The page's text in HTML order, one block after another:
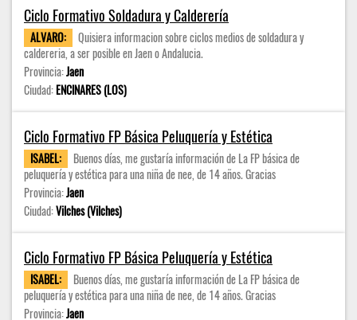
Ciclo Formativo Soldadura y Calderería
ALVARO:
Quisiera informacion sobre ciclos medios de soldadura y
caldereria, a ser posible en Jaen o Andalucia.
Provincia:Jaen
Ciudad:ENCINARES (LOS)
Ciclo Formativo FP Básica Peluquería y Estética
ISABEL:
Buenos días, me gustaría información de La FP básica de
peluquería y estética para una niña de nee, de 14 años. Gracias
Provincia:Jaen
Ciudad:Vilches (Vilches)
Ciclo Formativo FP Básica Peluquería y Estética
ISABEL:
Buenos días, me gustaría información de La FP básica de
peluquería y estética para una niña de nee, de 14 años. Gracias
Provincia:Jaen